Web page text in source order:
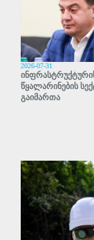
2026-07-31
წყალარინების
გაიმართა